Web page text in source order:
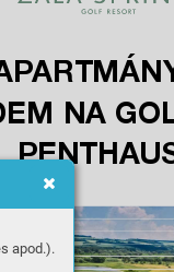
apod.).
ART
NA GO
PENTHAU